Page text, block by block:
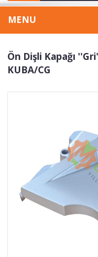
MENU
Ön Dişli Kapağı
KUBA/CG